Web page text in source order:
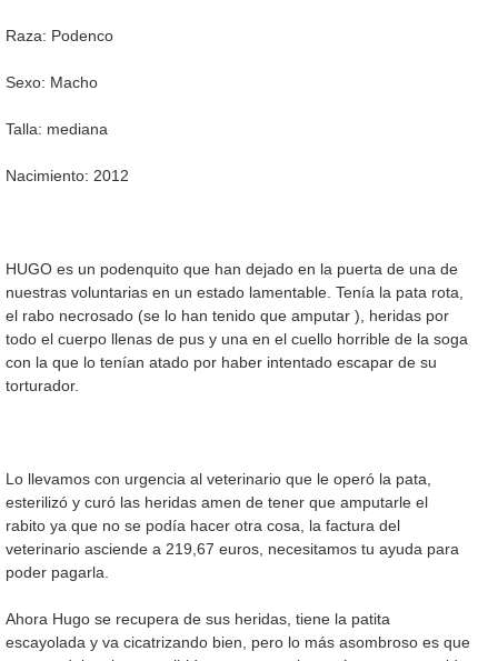
Raza: Podenco
Sexo: Macho
Talla: mediana
Nacimiento: 2012
HUGO es un podenquito que han dejado en la puerta de una de
nuestras voluntarias en un estado lamentable. Tenía la pata rota,
el rabo necrosado (se lo han tenido que amputar ), heridas por
todo el cuerpo llenas de pus y una en el cuello horrible de la soga
con la que lo tenían atado por haber intentado escapar de su
torturador.
Lo llevamos con urgencia al veterinario que le operó la pata,
esterilizó y curó las heridas amen de tener que amputarle el
rabito ya que no se podía hacer otra cosa, la factura del
veterinario asciende a 219,67 euros, necesitamos tu ayuda para
poder pagarla.
Ahora Hugo se recupera de sus heridas, tiene la patita
escayolada y va cicatrizando bien, pero lo más asombroso es que